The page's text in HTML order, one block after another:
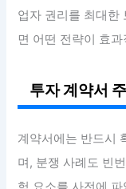
업자 권리를 최대한
면 어떤 전략이 효
투자 계약서
계약서에는 반드시
며, 분쟁 사례도 빈